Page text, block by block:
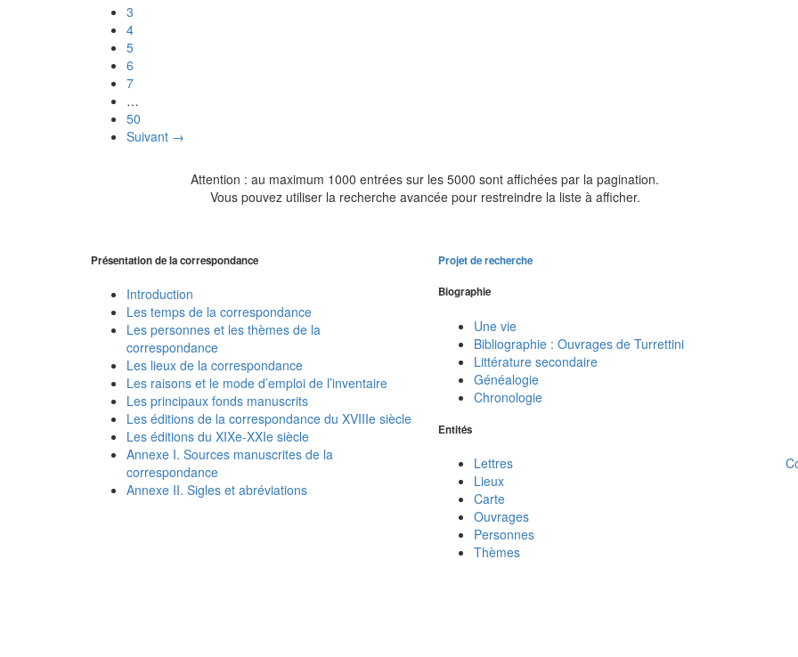
3
4
5
6
7
…
50
Suivant →
Attention : au maximum 1000 entrées sur les 5000 sont affichées par la pagination.
Vous pouvez utiliser la recherche avancée pour restreindre la liste à afficher.
Présentation de la correspondance
Introduction
Les temps de la correspondance
Les personnes et les thèmes de la
correspondance
Les lieux de la correspondance
Les raisons et le mode d’emploi de l’inventaire
Les principaux fonds manuscrits
Les éditions de la correspondance du XVIIIe siècle
Les éditions du XIXe-XXIe siècle
Annexe I. Sources manuscrites de la
correspondance
Annexe II. Sigles et abréviations
Projet de recherche
Biographie
Une vie
Bibliographie : Ouvrages de Turrettini
Littérature secondaire
Généalogie
Chronologie
Entités
Lettres
Lieux
Carte
Ouvrages
Personnes
Thèmes